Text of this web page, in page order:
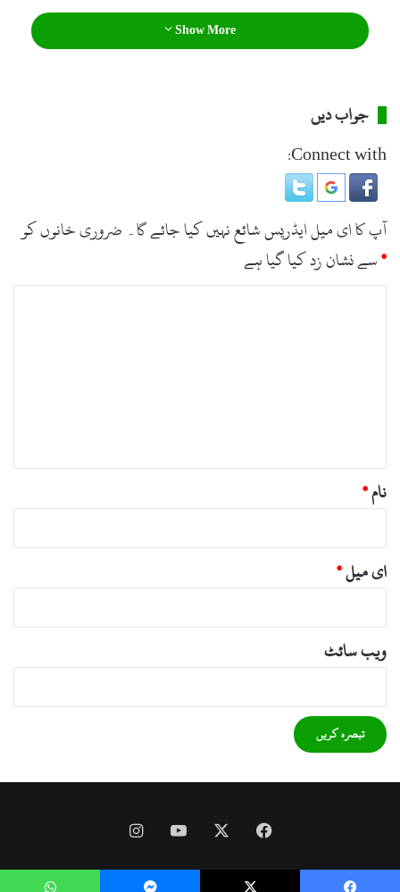
Show More
جواب دیں
Connect with:
آپ کا ای میل ایڈریس شائع نہیں کیا جائے گا۔ ضروری خانوں کو
*سے نشان زد کیا گیا ہے
نام*
ای میل*
ویب‌ سائٹ
Facebook
YouTube
Instagram